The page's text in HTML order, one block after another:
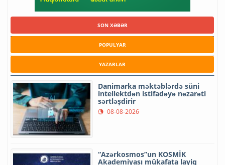
SON XƏBƏR
POPULYAR
YAZARLAR
Danimarka məktəblərdə süni
intellektdən istifadəyə nəzarəti
sərtləşdirir
08-08-2026
“Azərkosmos”un KOSMİK
Akademiyası mükafata layiq